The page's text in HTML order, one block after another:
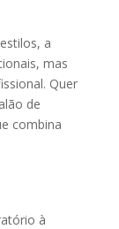
a
mas
Quer
de
combina
à